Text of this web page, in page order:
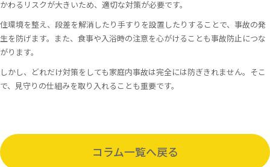
かわるリスクが大きいため、適切な対策が必要です。
住環境を整え、段差を解消したり手すりを設置したりすることで、事故の発
生を防げます。また、食事や入浴時の注意を心がけることも事故防止につな
がります。
しかし、どれだけ対策をしても家庭内事故は完全には防ぎきれません。そこ
で、見守りの仕組みを取り入れることも重要です。
コラム一覧へ戻る